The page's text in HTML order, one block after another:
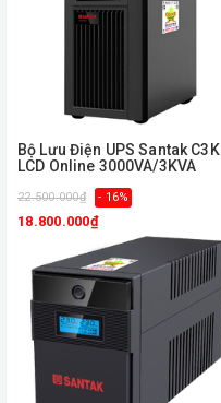
Bộ Lưu Điện UPS Santak C3K
LCD Online 3000VA/3KVA
22.500.000₫ - 16%
18.800.000₫